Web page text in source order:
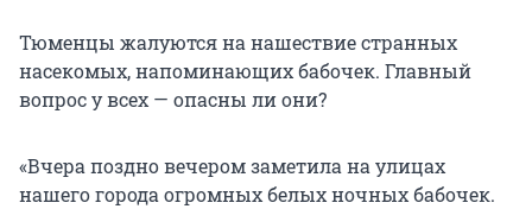
Тюменцы жалуются на нашествие странных
насекомых, напоминающих бабочек. Главный
вопрос у всех — опасны ли они?
«Вчера поздно вечером заметила на улицах
нашего города огромных белых ночных бабочек.